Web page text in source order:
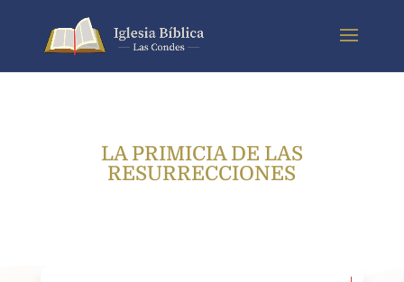
LA PRIMICIA DE LAS
RESURRECCIONES